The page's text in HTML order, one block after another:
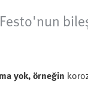
Festo'nun
yok, örneğin